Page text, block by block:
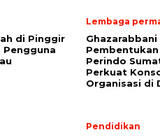
di Pinggir
Pengguna
Lembaga
Pembentukan
Perindo
Perkuat
Organisasi di
Pendidikan